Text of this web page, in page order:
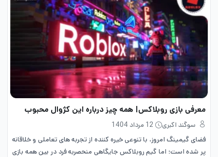
معرفی بازی روبلاکس| همه چیز درباره این کژوال محبوب
سوگند اکبری
12 مرداد 1404
فضای گیمینگ امروز، با تنوعی خیره کننده از تجربه های تعاملی و خلاقانه
پر شده است؛ اما گیم روبلاکس جایگاهی منحصربه فرد در بین همه بازی